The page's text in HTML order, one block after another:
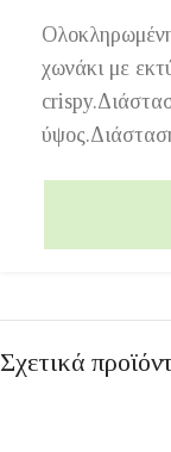
χωνάκι με
Σχετικά